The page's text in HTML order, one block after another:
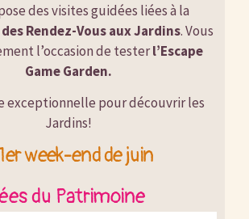
des visites guidées liées à la
Rendez-Vous aux Jardins. Vous
l’occasion de testerl’Escape
Game Garden.
exceptionnelle pour découvrir les
Jardins!
week-end de juin
du Patrimoine